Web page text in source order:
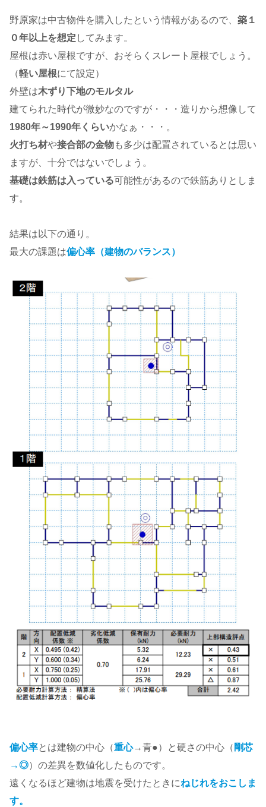
野原家は中古物件を購入したという情報があるので、 築１
０年以上を想定 してみます。
屋根は赤い屋根ですが、おそらくスレート屋根でしょう。
（軽い屋根にて設定）
外壁は木ずり下地のモルタル
建てられた時代が微妙なのですが・・・造りから想像して
1980年～1990年くらいかなぁ・・・。
火打ち材や接合部の金物も多少は配置されているとは思い
ますが、十分ではないでしょう。
基礎は鉄筋は入っている可能性があるので鉄筋ありとしま
す。
結果は以下の通り。
最大の課題は偏心率（建物のバランス）
偏心率とは建物の中心（重心→青●）と硬さの中心（ 剛芯
→◎）の差異を数値化したものです。
遠くなるほど建物は地震を受けたときにねじれをおこしま
す。